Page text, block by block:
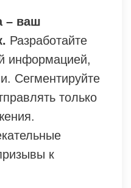
– ваш
Разработайте
информацией,
Сегментируйте
только
к